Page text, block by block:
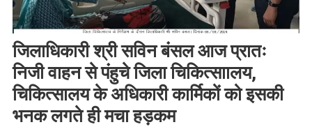
जिलाधिकारी श्री सविन बंसल आज प्रातः
निजी वाहन से पंहुचे जिला चिकित्साालय,
चिकित्सालय के अधिकारी कार्मिकों को इसकी
भनक लगते ही मचा हड़कम